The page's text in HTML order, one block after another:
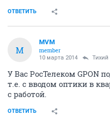
ОТВЕТИТЬ
M
MVM
member
10 марта 2014 Тихий
У Вас РосТелеком GPON
т.е. с вводом оптики в
с работой.
ОТВЕТИТЬ